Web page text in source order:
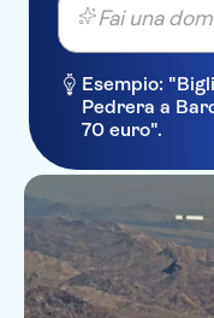
Fai una
Esempio:
Pedrera a
70 euro".